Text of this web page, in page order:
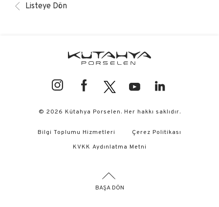
Listeye Dön
© 2026 Kütahya Porselen. Her hakkı saklıdır.
Bilgi Toplumu Hizmetleri
Çerez Politikası
KVKK Aydınlatma Metni
BAŞA DÖN